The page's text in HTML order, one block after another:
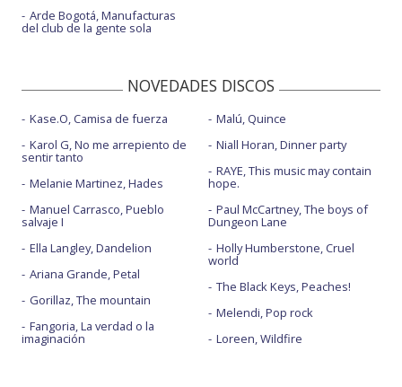
Arde Bogotá, Manufacturas
del club de la gente sola
NOVEDADES DISCOS
Kase.O, Camisa de fuerza
Karol G, No me arrepiento de
sentir tanto
Melanie Martinez, Hades
Manuel Carrasco, Pueblo
salvaje I
Ella Langley, Dandelion
Ariana Grande, Petal
Gorillaz, The mountain
Fangoria, La verdad o la
imaginación
Malú, Quince
Niall Horan, Dinner party
RAYE, This music may contain
hope.
Paul McCartney, The boys of
Dungeon Lane
Holly Humberstone, Cruel
world
The Black Keys, Peaches!
Melendi, Pop rock
Loreen, Wildfire